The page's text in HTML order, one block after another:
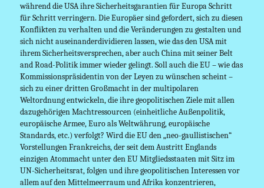
während die USA ihre Sicherheitsgarantien für Europa Schritt
für Schritt verringern. Die Europäer sind gefordert, sich zu diesen
Konflikten zu verhalten und die Veränderungen zu gestalten und
sich nicht auseinanderdividieren lassen, wie das den USA mit
ihrem Sicherheitsversprechen, aber auch China mit seiner Belt
and Road-Politik immer wieder gelingt. Soll auch die EU – wie das
Kommissionspräsidentin von der Leyen zu wünschen scheint –
sich zu einer dritten Großmacht in der multipolaren
Weltordnung entwickeln, die ihre geopolitischen Ziele mit allen
dazugehörigen Machtressourcen (einheitliche Außenpolitik,
europäische Armee, Euro als Weltwährung, europäische
Standards, etc.) verfolgt? Wird die EU den „neo-gaullistischen“
Vorstellungen Frankreichs, der seit dem Austritt Englands
einzigen Atommacht unter den EU Mitgliedsstaaten mit Sitz im
UN-Sicherheitsrat, folgen und ihre geopolitischen Interessen vor
allem auf den Mittelmeerraum und Afrika konzentrieren,